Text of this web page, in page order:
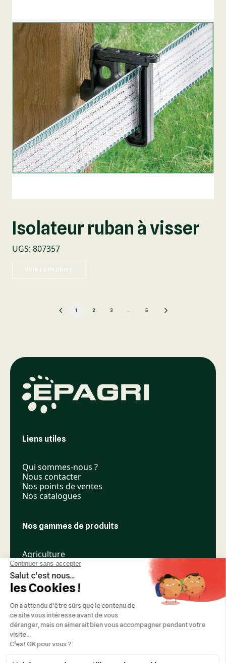
Isolateur ruban à visser
UGS: 807357
VOIR LE PRODUIT
1 2 3 5
Liens utiles
Qui sommes-nous ?
Nous contacter
Nos points de ventes
Nos catalogues
Nos gammes de produits
Agriculture
Élevage
Espaces verts
Nos réseaux